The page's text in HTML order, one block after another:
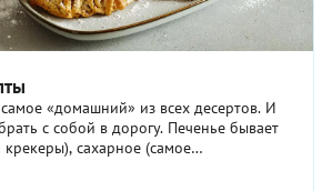
«домашний» из всех десертов. И
в дорогу. Печенье бывает
крекеры), сахарное (самое
сдобное, ...